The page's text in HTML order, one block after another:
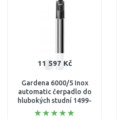
Porovnat
11 597 Kč
Gardena 6000/5 Inox
automatic čerpadlo do
hlubokých studní 1499-
20